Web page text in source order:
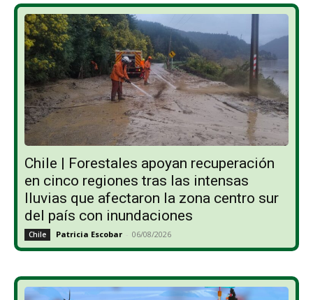
Chile | Forestales apoyan recuperación
en cinco regiones tras las intensas
lluvias que afectaron la zona centro sur
del país con inundaciones
Chile Patricia Escobar - 06/08/2026